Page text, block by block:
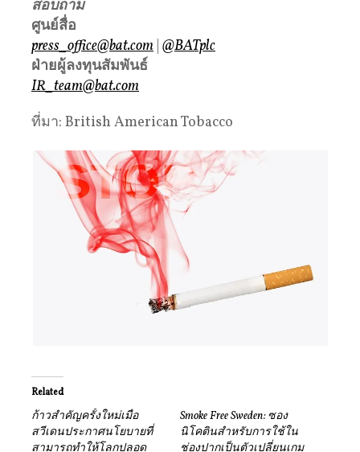
สอบถาม
ศูนย์สื่อ
press_office@bat.com @BATplc
ฝ่ายผู้ลงทุนสัมพันธ์
IR_team@bat.com
ที่มา: British American Tobacco
Related
ก้าวสำคัญครั้งใหม่เมื่อ
สวีเดนประกาศนโยบายที่
สามารถทำให้โลกปลอด
Smoke Free Sweden: ซอง
นิโคตินสำหรับการใช้ใน
ช่องปากเป็นตัวเปลี่ยนเกม